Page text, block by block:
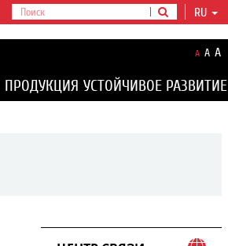
RU
A A A
ПРОДУКЦИЯ УСТОЙЧИВОЕ РАЗВИТИЕ